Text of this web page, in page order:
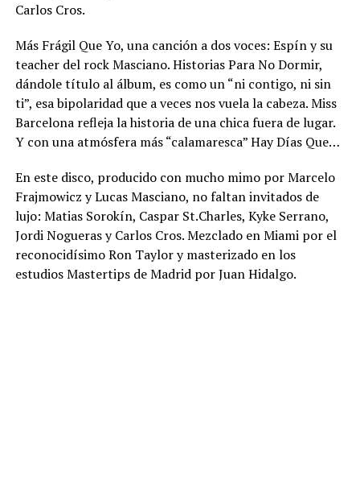
Carlos Cros.
Más Frágil Que Yo, una canción a dos voces: Espín y su
teacher del rock Masciano. Historias Para No Dormir,
dándole título al álbum, es como un “ni contigo, ni sin
ti”, esa bipolaridad que a veces nos vuela la cabeza. Miss
Barcelona refleja la historia de una chica fuera de lugar.
Y con una atmósfera más “calamaresca” Hay Días Que…
En este disco, producido con mucho mimo por Marcelo
Frajmowicz y Lucas Masciano, no faltan invitados de
lujo: Matias Sorokín, Caspar St.Charles, Kyke Serrano,
Jordi Nogueras y Carlos Cros. Mezclado en Miami por el
reconocidísimo Ron Taylor y masterizado en los
estudios Mastertips de Madrid por Juan Hidalgo.